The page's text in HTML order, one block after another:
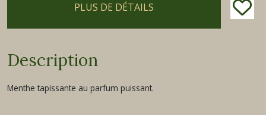
PLUS DE DÉTAILS
Description
Menthe tapissante au parfum puissant.